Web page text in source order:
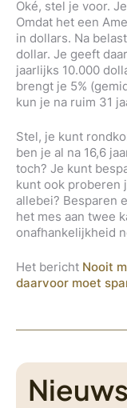
Oké, stel je voor.
Omdat het een
in dollars. Na
dollar. Je geeft
jaarlijks 10.000
brengt je 5%
kun je na ruim 31
Stel, je kunt
ben je al na 16,6
toch? Je kunt
kunt ook proberen
allebei? Besparen
het mes aan twee
onafhankelijkheid
Het bericht Nooit
daarvoor moet